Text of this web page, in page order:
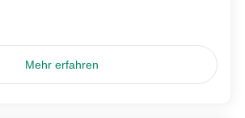
Mehr erfahren